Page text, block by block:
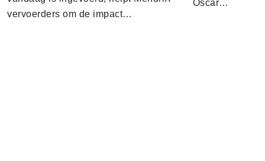
vervoerders om de impact…
Oscar…